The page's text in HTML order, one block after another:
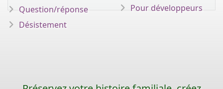
Question/réponse
Désistement
Pour développeurs